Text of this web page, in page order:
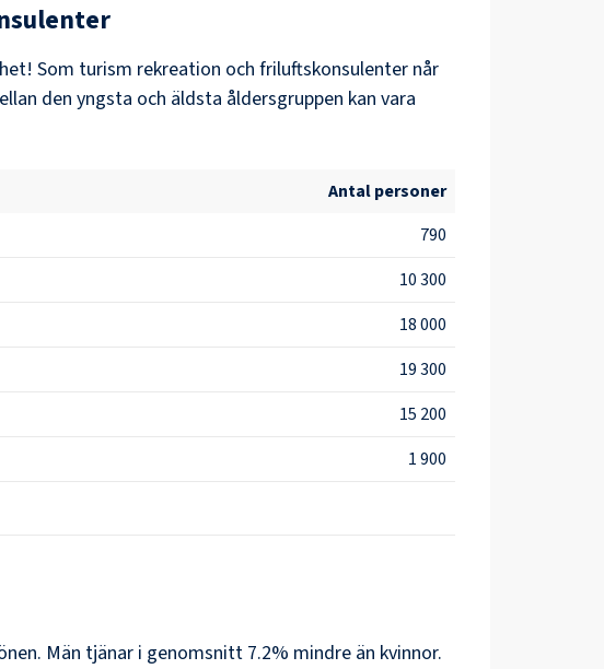
Som turism rekreation och friluftskonsulenter når
den yngsta och äldsta åldersgruppen kan vara
Antal personer
790
10 300
18 000
19 300
15 200
1 900
Män tjänar i genomsnitt 7.2% mindre än kvinnor.